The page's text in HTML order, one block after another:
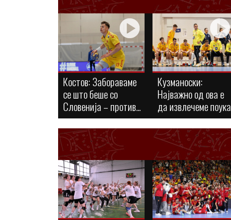
Костов: Забораваме
се што беше со
Словенија – против...
Кузманоски:
Најважно од ова е
да извлечеме поука